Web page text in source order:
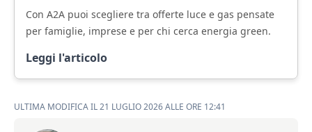
Con A2A puoi scegliere tra offerte luce e gas pensate
per famiglie, imprese e per chi cerca energia green.
Leggi l'articolo
ULTIMA MODIFICA IL 21 LUGLIO 2026 ALLE ORE 12:41